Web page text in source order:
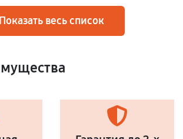
Показать весь список